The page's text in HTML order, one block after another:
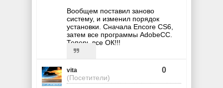
Вообщем поставил заново
систему, и изменил порядок
установки. Сначала Encore СS6,
затем все программы AdobeCC.
Теперь все ОК!!!
vita
(Посетители)
0